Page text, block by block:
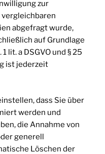
zur
abgefragt wurde,
auf Grundlage
lit. a DSGVO und § 25
ist jederzeit
dass Sie über
werden und
die Annahme von
generell
Löschen der